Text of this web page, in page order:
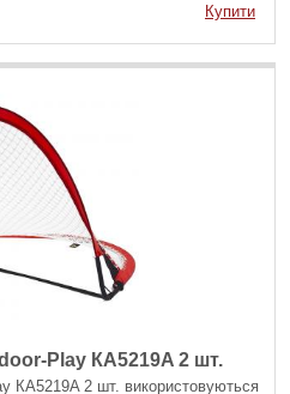
легкістю монтажу та
поле для гри в футбол можна в
за допомогою насосу
анкерами.
Купити
Play КА5219A 2 шт.
КА5219A 2 шт. використовуються